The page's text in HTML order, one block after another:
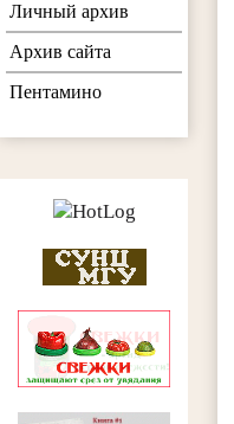
Личный архив
Архив сайта
Пентамино